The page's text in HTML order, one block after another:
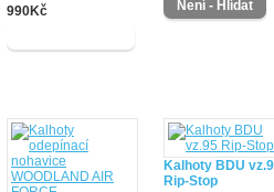
990Kč
Kalhoty BDU
Rip-Stop